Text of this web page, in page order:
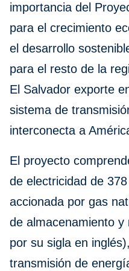
importancia del
para el crecimiento
el desarrollo
para el resto de la
El Salvador exporte
sistema de
interconecta a
El proyecto
de electricidad de
accionada por gas
de almacenamiento y
por su sigla en
transmisión de